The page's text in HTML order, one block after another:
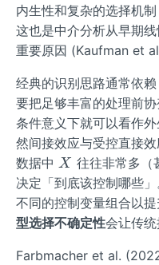
内生性和复杂的选择机
这也是中介分析从早期
重要原因 (Kaufman et
经典的识别思路通常依
要把足够丰富的处理前
条件意义下就可以看作
然间接效应与受控直接
数据中 X
X 往往非常多（
决定「到底该控制哪些
不同的控制变量组合以
型选择不确定性会让传统
Farbmacher et al.